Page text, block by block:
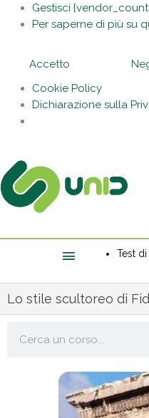
Gestisci
Per saperne di più su
Accetto
Cookie Policy
Dichiarazione sulla
l'header
Test
Lo stile scultoreo di